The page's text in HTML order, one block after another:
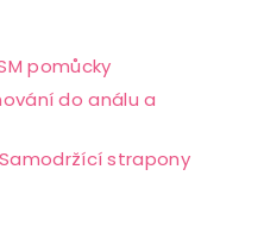
pomůcky
do análu a
Samodržící strapony